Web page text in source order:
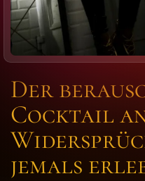
Der
Cocktail
jemals